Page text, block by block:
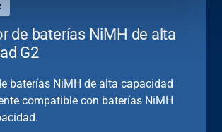
de baterías NiMH de alta
G2
baterías NiMH de alta capacidad
compatible con baterías NiMH